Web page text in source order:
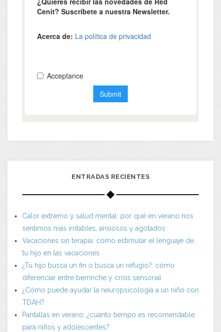
ENTRADAS RECIENTES
Calor extremo y salud mental: por qué en verano nos
sentimos más irritables, ansiosos y agotados
Vacaciones sin terapia: cómo estimular el lenguaje de
tu hijo en las vacaciones
¿Tu hijo busca un fin o busca un refugio?: cómo
diferenciar entre berrinche y crisis sensorial
¿Cómo puede ayudar la neuropsicología a un niño con
TDAH?
Pantallas en verano: ¿cuánto tiempo es recomendable
para niños y adolescentes?